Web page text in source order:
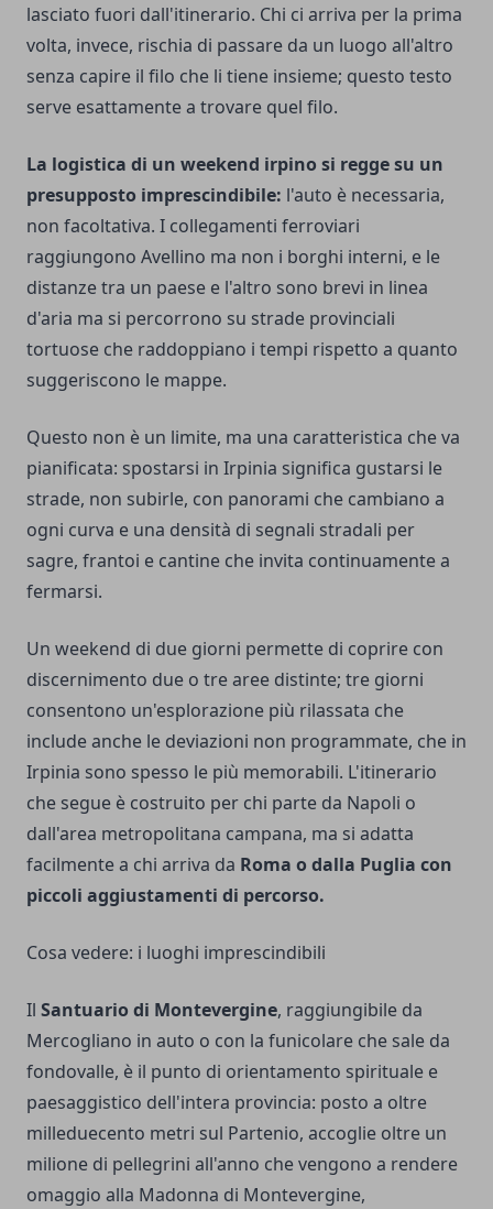
lasciato fuori dall'itinerario. Chi ci arriva per la prima
volta, invece, rischia di passare da un luogo all'altro
senza capire il filo che li tiene insieme; questo testo
serve esattamente a trovare quel filo.
La logistica di un weekend irpino si regge su un
presupposto imprescindibile: l'auto è necessaria,
non facoltativa. I collegamenti ferroviari
raggiungono Avellino ma non i borghi interni, e le
distanze tra un paese e l'altro sono brevi in linea
d'aria ma si percorrono su strade provinciali
tortuose che raddoppiano i tempi rispetto a quanto
suggeriscono le mappe.
Questo non è un limite, ma una caratteristica che va
pianificata: spostarsi in Irpinia significa gustarsi le
strade, non subirle, con panorami che cambiano a
ogni curva e una densità di segnali stradali per
sagre, frantoi e cantine che invita continuamente a
fermarsi.
Un weekend di due giorni permette di coprire con
discernimento due o tre aree distinte; tre giorni
consentono un'esplorazione più rilassata che
include anche le deviazioni non programmate, che in
Irpinia sono spesso le più memorabili. L'itinerario
che segue è costruito per chi parte da Napoli o
dall'area metropolitana campana, ma si adatta
facilmente a chi arriva da Roma o dalla Puglia con
piccoli aggiustamenti di percorso.
Cosa vedere: i luoghi imprescindibili
Il Santuario di Montevergine, raggiungibile da
Mercogliano in auto o con la funicolare che sale da
fondovalle, è il punto di orientamento spirituale e
paesaggistico dell'intera provincia: posto a oltre
milleduecento metri sul Partenio, accoglie oltre un
milione di pellegrini all'anno che vengono a rendere
omaggio alla Madonna di Montevergine,